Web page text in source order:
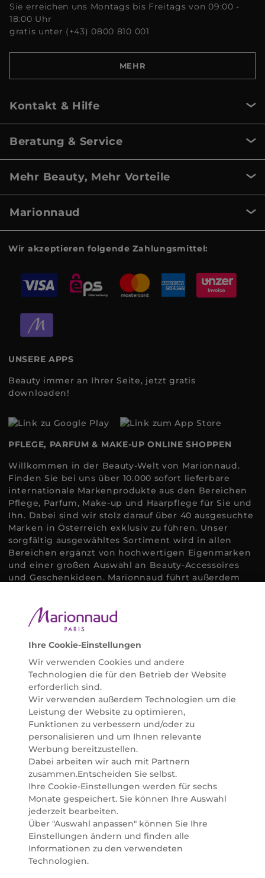
Sie erreichen uns Montags bis Freitags von 09:00 -
18:00 Uhr
gratis unter (+43) 0800 810 001
MEHR
Kontakt & Hilfe
Beratung & Service
Mehr Beauty, Mehr Vorteile
Marionnaud
Wir akzeptieren folgende Zahlungsmittel:
UNSERE APPS
Beauty immer an Ihrer Seite, jetzt gratis
downloaden!
PFLEGE, PARFUM & MAKE-UP ONLINE SHOPPEN
Willkommen in der Beauty-Welt von Marionnaud.
Finden Sie bei uns über 10.000 sofort lieferbare
internationale Markenprodukte aus den Bereichen
Pflege, Parfum, Make-up und Haarpflege für Sie und
Ihn. Dabei sind wir stolz darauf über 40 ausgesuchte
Marken in Österreich exklusiv zu führen. Unser
sorgfältig ausgewähltes Sortiment wird in allen
Bereichen ergänzt von hochwertigen Eigenmarken
und einer großen Auswahl an Beauty-Accessoires
und Geschenkideen. Marionnaud führt außerdem
Bedürfnissen individuell mit der perfekten Lösung
helfen zu können. Entdecken Sie auch unsere
Online Beauty Beratungen und bestellen Sie ganz
einfach alles für Ihre Beauty Routine direkt nach
Hause oder in Ihre Wunsch-Parfümerie liefern.
BERATUNG & EXPERTISE
Marionnaud wurde im Jahr 1984 in Paris gegründet
und ist seit 2001 in Österreich vertreten. Mit rund 80
Parfümerien und unserem Online Shop sind wir
Marktführer im selektiven Beautyhandel in
Österreich. Seit 2023 liefern wir auch nach
Deutschland. Durch abwechselnde Aktionen und
attraktive Angebote zu allen Anlässen finden Sie bei
Marionnaud alles, was Beauty Herzen höherschlagen
lässt. Wir glauben fest daran, dass Freude auf viele
Arten geschaffen werden kann. Vom beruhigenden
und pflegenden Gefühl Ihrer Lieblingsaugencreme
bis zur positiven Verpflichtung zu nachhaltigen
Rohstoffen. Darum suchen wir jeden Tag nach
Wegen, um Ihnen das tägliche Wohlfühlen zu
Ihre Cookie-Einstellungen
Wir verwenden Cookies und andere
Technologien die für den Betrieb der Website
erforderlich sind.
Wir verwenden außerdem Technologien um die
Leistung der Website zu optimieren,
Funktionen zu verbessern und/oder zu
personalisieren und um Ihnen relevante
Werbung bereitzustellen.
Dabei arbeiten wir auch mit Partnern
zusammen.Entscheiden Sie selbst.
Ihre Cookie-Einstellungen werden für sechs
Monate gespeichert. Sie können Ihre Auswahl
jederzeit bearbeiten.
Über "Auswahl anpassen" können Sie Ihre
Einstellungen ändern und finden alle
Informationen zu den verwendeten
Technologien.